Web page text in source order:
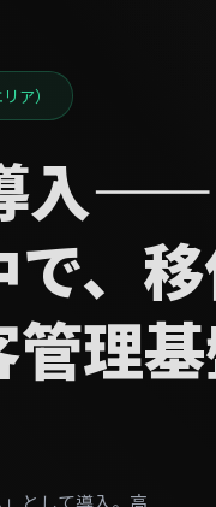
入——
、
理
として導入。高
収益設計を提供